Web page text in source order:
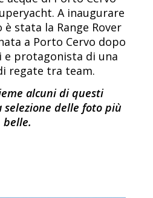
A inaugurare
stata la Range Rover
a Porto Cervo dopo
protagonista di una
regate tra team.
alcuni di questi
selezione delle foto più
belle.